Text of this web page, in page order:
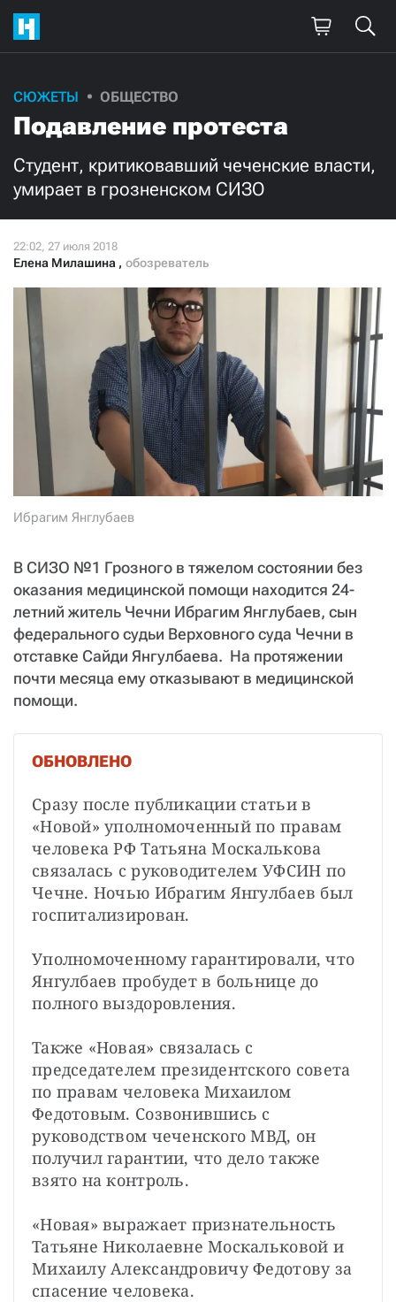
СЮЖЕТЫ ОБЩЕСТВО
Подавление протеста
Студент, критиковавший чеченские власти,
умирает в грозненском СИЗО
Елена Милашина , обозреватель
Ибрагим Янглубаев
В СИЗО №1 Грозного в тяжелом состоянии без
оказания медицинской помощи находится 24-
летний житель Чечни Ибрагим Янглубаев, сын
федерального судьи Верховного суда Чечни в
отставке Сайди Янгулбаева. На протяжении
почти месяца ему отказывают в медицинской
помощи.
ОБНОВЛЕНО
Сразу после публикации статьи в
«Новой» уполномоченный по правам
человека РФ Татьяна Москалькова
связалась с руководителем УФСИН по
Чечне. Ночью Ибрагим Янгулбаев был
госпитализирован.
Уполномоченному гарантировали, что
Янгулбаев пробудет в больнице до
полного выздоровления.
Также «Новая» связалась с
председателем президентского совета
по правам человека Михаилом
Федотовым. Созвонившись с
руководством чеченского МВД, он
получил гарантии, что дело также
взято на контроль.
«Новая» выражает признательность
Татьяне Николаевне Москальковой и
Михаилу Александровичу Федотову за
спасение человека.
Поддержите
нашу работу!
Ежемесячно Разово
3000 1000
500
Нажимая кнопку «Стать соучастником»,
я принимаю
условия и подтверждаю свое гражданство РФ
СТАТЬ СОУЧАСТНИКОМ
ПОДЕЛИТЬСЯ С ДРУЗЬЯМИ
Если у вас есть вопросы, пишите donate@novayagazeta.ruили
звоните:
+7 (929) 612-03-68